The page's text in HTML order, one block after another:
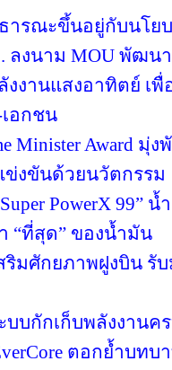
ารณะขึ้นอยู่กับนโย
งนาม MOU พัฒนา
งานแสงอาทิตย์ เพื่
อกชน
Minister Award มุ่
งขันด้วยนวัตกรรม
PowerX 99”
“ที่สุด” ของน้ำมัน
มศักยภาพฝูงบิน รับ
บกักเก็บพลังงานคร
ตอกย้ำบท